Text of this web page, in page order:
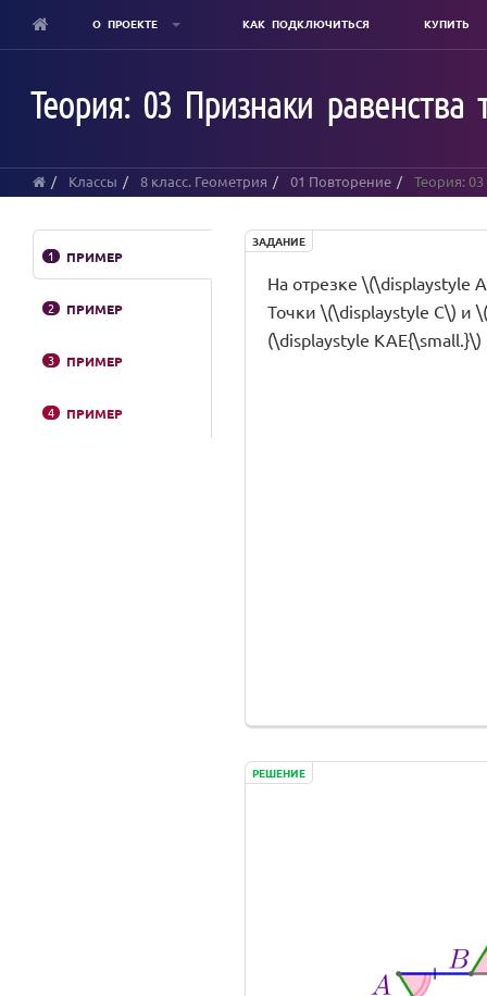
content
О ПРОЕКТЕ КАК ПОДКЛЮЧИТЬСЯ КУПИТЬ
Теория: 03 Признаки равенства
Классы 8 класс. Геометрия 01 Повторение Теория:
1 ПРИМЕР
2 ПРИМЕР
3 ПРИМЕР
4 ПРИМЕР
ЗАДАНИЕ
На отрезке \(\displaystyle
Точки \(\displaystyle C\) и
(\displaystyle
РЕШЕНИЕ